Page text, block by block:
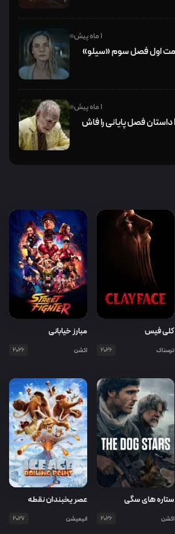
1 ماه پیش
1 ماه پیش
سازندگان سریال From داستان فصل پایانی را فاش
کلی فیس
ترسناک 2026
مبارز خیابانی
اکشن 2026
ستاره های سگی
اکشن 2026
عصر یخبندان نقطه
جوش
انیمیشن 2027